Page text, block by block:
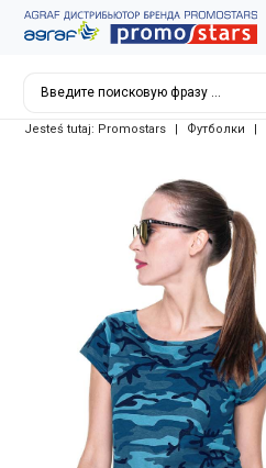
Jesteś tutaj: Promostars | Футболки |